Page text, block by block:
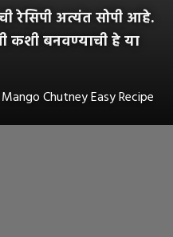
रेसिपी अत्यंत सोपी आहे.
कशी बनवण्याची हे या
Mango Chutney Easy Recipe